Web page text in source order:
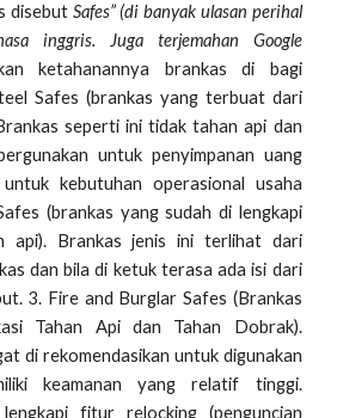
disebut Safes” (di banyak ulasan perihal
inggris. Juga terjemahan Google
ketahanannya brankas di bagi
Safes (brankas yang terbuat dari
seperti ini tidak tahan api dan
untuk penyimpanan uang
kebutuhan operasional usaha
(brankas yang sudah di lengkapi
api). Brankas jenis ini terlihat dari
dan bila di ketuk terasa ada isi dari
3. Fire and Burglar Safes (Brankas
Tahan Api dan Tahan Dobrak).
di rekomendasikan untuk digunakan
keamanan yang relatif tinggi.
fitur relocking (penguncian